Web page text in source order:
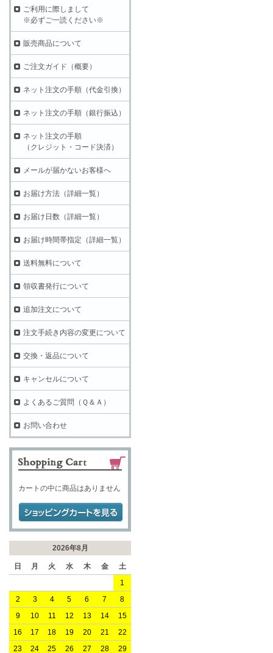
ご利用に際しまして
※必ずご一読ください※
販売商品について
ご注文ガイド（概要）
ネット注文の手順（代金引換）
ネット注文の手順（銀行振込）
ネット注文の手順
（クレジット・コード決済）
メールが届かないお客様へ
お届け方法（詳細一覧）
お届け日数（詳細一覧）
お届け時間帯指定（詳細一覧）
送料無料について
領収書発行について
追加注文について
注文手続き内容の変更について
交換・返品について
キャンセルについて
よくあるご質問（Ｑ＆Ａ）
お問い合わせ
カートの中に商品はありません
2026年8月
日 月 火 水 木 金
土
1
2
3 4 5 6 7
8
9
10 11 12 13 14
15
16
17 18 19 20 21
22
23
24 25 26 27 28
29